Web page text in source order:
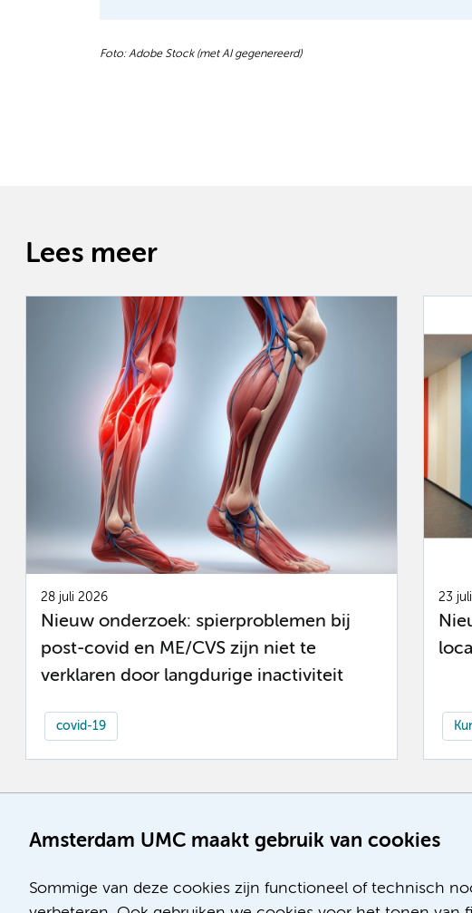
Amsterdam UMC maakt gebruik van cookies
Sommige van deze cookies zijn functioneel of technisch
Foto: Adobe Stock (met AI gegenereerd)
Lees meer
28 juli 2026
Nieuw onderzoek: spierproblemen bij
post-covid en ME/CVS zijn niet te
verklaren door langdurige inactiviteit
covid-19
23